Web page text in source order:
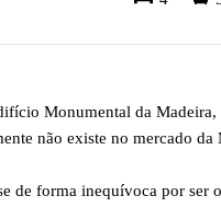
Monumental da
não existe no mercado da
de forma inequívoca por